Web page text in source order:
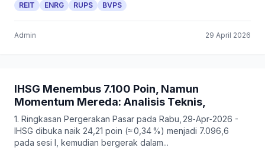
REIT ENRG RUPS BVPS
Admin 29 April 2026
IHSG Menembus 7.100 Poin, Namun
Momentum Mereda: Analisis Teknis,
1. Ringkasan Pergerakan Pasar pada Rabu, 29‑Apr‑2026 -
IHSG dibuka naik 24,21 poin (≈ 0,34 %) menjadi 7.096,6
pada sesi I, kemudian bergerak dalam...